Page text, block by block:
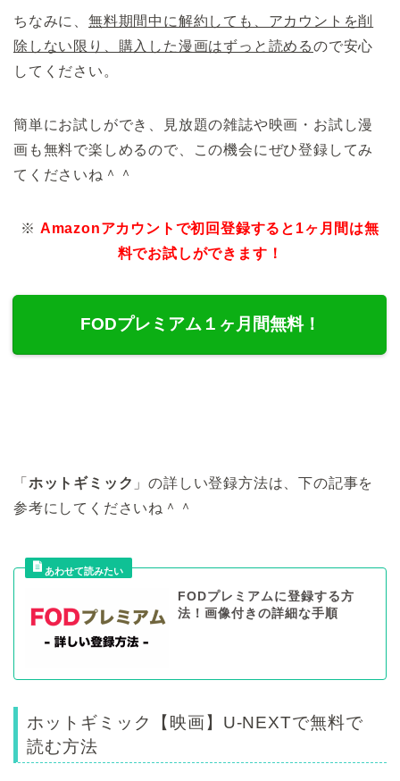
ちなみに、 無料期間中に解約しても、アカウントを削
除しない限り、購入した漫画はずっと読めるので安心
してください。
簡単にお試しができ、見放題の雑誌や映画・お試し漫
画も無料で楽しめるので、この機会にぜひ登録してみ
てくださいね＾＾
※ Amazonアカウントで初回登録すると1ヶ月間は無
料でお試しができます！
FODプレミアム１ヶ月間無料！
「 ホットギミック 」の詳しい登録方法は、下の記事を
参考にしてくださいね＾＾
FODプレミアムに登録する方
法！画像付きの詳細な手順
ホットギミック【映画】U-NEXTで無料で
読む方法